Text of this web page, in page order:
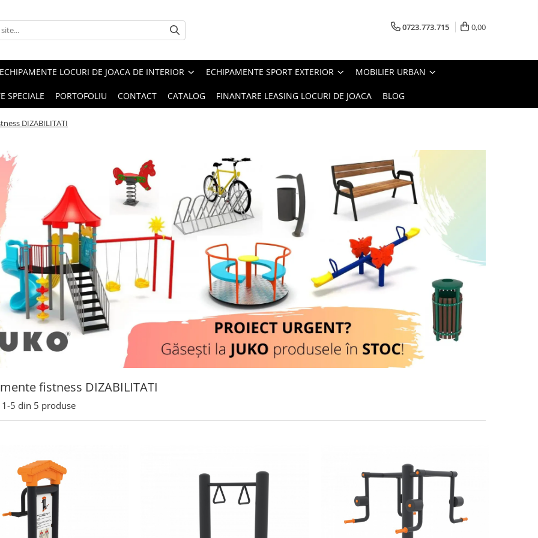
0723.773.715 0,00
ECHIPAMENTE LOCURI DE JOACA DE INTERIOR ECHIPAMENTE SPORT EXTERIOR MOBILIER URBAN
SPECIALE PORTOFOLIU CONTACT CATALOG FINANTARE LEASING LOCURI DE JOACA BLOG
DIZABILITATI
fistness DIZABILITATI
1-5 din 5 produse